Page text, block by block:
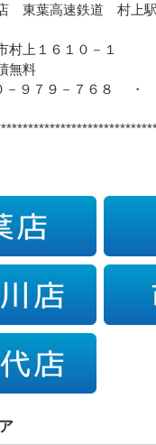
東葉高速鉄道 村上
上１６１０－１
無料
９７９－７６８ ・